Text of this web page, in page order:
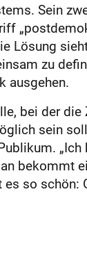
Sein
Lösung
zu
ausgehen.
bei der die
sein
bekommt
so schön: